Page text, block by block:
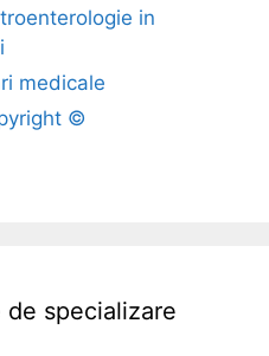
i
–
o
r
in
medicale
©
specializare